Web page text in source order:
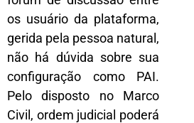
os usuário da plataforma,
gerida pela pessoa natural,
não há dúvida sobre sua
configuração como PAI.
Pelo disposto no Marco
Civil, ordem judicial poderá